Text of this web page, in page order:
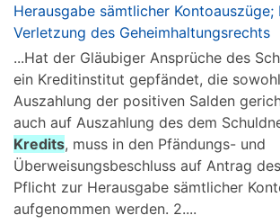
Herausgabe sämtlicher Kontoauszüge;
Verletzung des Geheimhaltungsrechts
...Hat der Gläubiger Ansprüche des
ein Kreditinstitut gepfändet, die
Auszahlung der positiven Salden
auch auf Auszahlung des dem
Kredits, muss in den Pfändungs- und
Überweisungsbeschluss auf Antrag
Pflicht zur Herausgabe sämtlicher
aufgenommen werden. 2....